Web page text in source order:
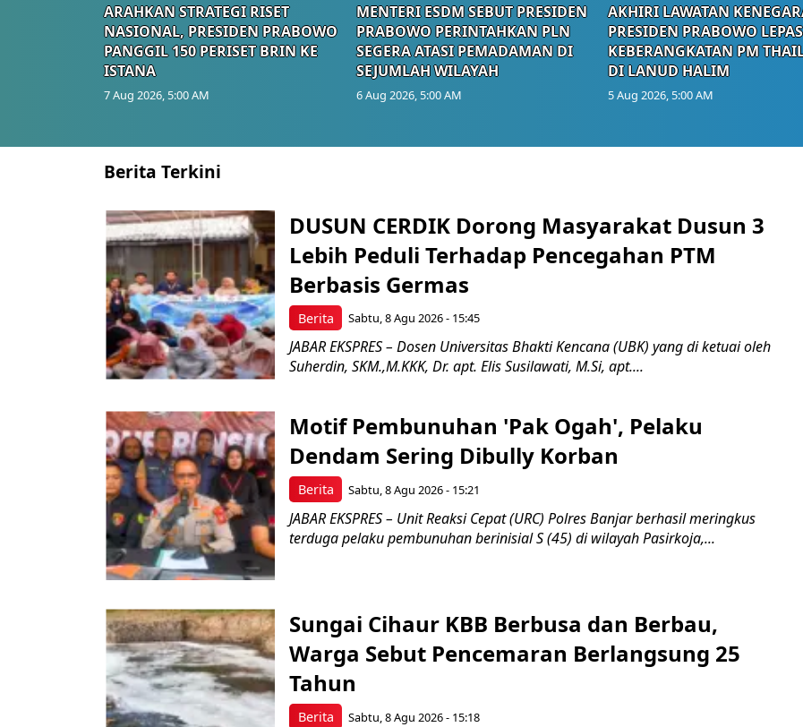
ARAHKAN STRATEGI RISET
NASIONAL, PRESIDEN PRABOWO
PANGGIL 150 PERISET BRIN KE
ISTANA
7 Aug 2026, 5:00 AM
MENTERI ESDM SEBUT PRESIDEN
PRABOWO PERINTAHKAN PLN
SEGERA ATASI PEMADAMAN DI
SEJUMLAH WILAYAH
6 Aug 2026, 5:00 AM
AKHIRI LAWATAN
PRESIDEN PRABOWO LEPAS
KEBERANGKATAN PM
DI LANUD HALIM
5 Aug 2026, 5:00 AM
Berita Terkini
Berita
DUSUN CERDIK Dorong Masyarakat Dusun 3
Lebih Peduli Terhadap Pencegahan PTM
Berbasis Germas
Sabtu, 8 Agu 2026 - 15:45
JABAR EKSPRES – Dosen Universitas Bhakti Kencana (UBK) yang di ketuai oleh
Suherdin, SKM.,M.KKK, Dr. apt. Elis Susilawati, M.Si, apt....
Berita
Motif Pembunuhan 'Pak Ogah', Pelaku
Dendam Sering Dibully Korban
Sabtu, 8 Agu 2026 - 15:21
JABAR EKSPRES – Unit Reaksi Cepat (URC) Polres Banjar berhasil meringkus
terduga pelaku pembunuhan berinisial S (45) di wilayah Pasirkoja,...
Berita
Sungai Cihaur KBB Berbusa dan Berbau,
Warga Sebut Pencemaran Berlangsung 25
Tahun
Sabtu, 8 Agu 2026 - 15:18